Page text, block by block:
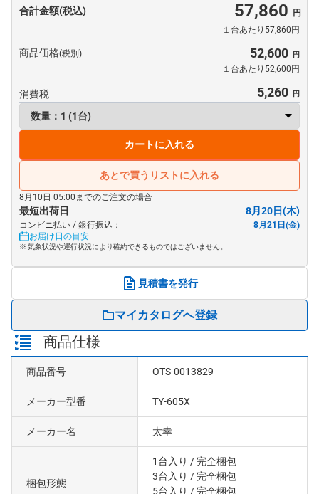
合計金額(税込) 57,860
１台あたり57,860円
商品価格(税別) 52,600
１台あたり52,600円
消費税 5,260
カートに入れる
あとで買うリストに入れる
8月10日 05:00までのご注文の場合
最短出荷日 8月20日(木)
コンビニ払い / 銀行振込：
8月21日(金)
お届け日の目安
※ 気象状況や運行状況により確約できるものではございません。
見積書を発行
マイカタログへ登録
商品仕様
商品番号 OTS-0013829
メーカー型番 TY-605X
メーカー名 太幸
梱包形態
1台入り / 完全梱包
3台入り / 完全梱包
5台入り / 完全梱包